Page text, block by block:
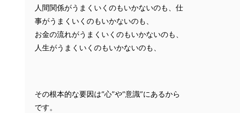
人間関係がうまくいくのもいかないのも、仕
事がうまくいくのもいかないのも、
お金の流れがうまくいくのもいかないのも、
人生がうまくいくのもいかないのも、
その根本的な要因は“心”や“意識”にあるから
です。